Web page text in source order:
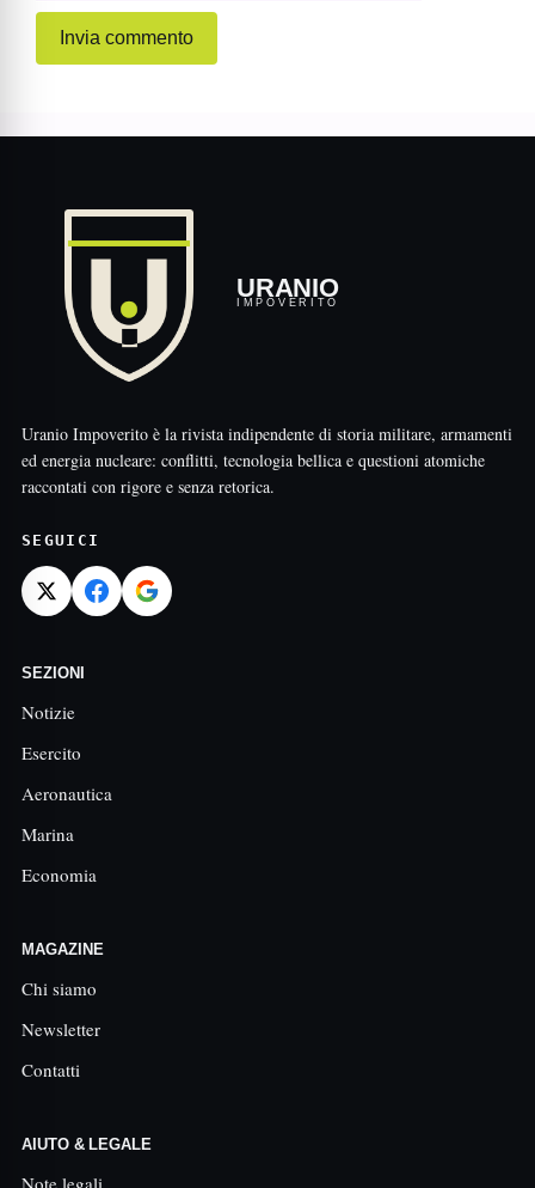
URANIO
IMPOVERITO
Uranio Impoverito è la rivista indipendente di storia militare, armamenti
ed energia nucleare: conflitti, tecnologia bellica e questioni atomiche
raccontati con rigore e senza retorica.
SEGUICI
SEZIONI
Notizie
Esercito
Aeronautica
Marina
Economia
MAGAZINE
Chi siamo
Newsletter
Contatti
AIUTO & LEGALE
Note legali